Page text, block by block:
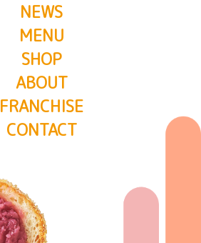
NEWS
MENU
SHOP
ABOUT
FRANCHISE
CONTACT